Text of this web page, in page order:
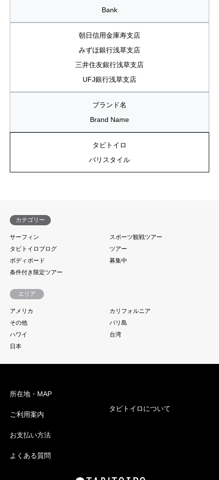
Bank
朝日信用金庫寿支店
みずほ銀行浅草支店
三井住友銀行浅草支店
UFJ銀行浅草支店
ブランド名
Brand Name
タビトイロ
バリスタイル
カテゴリー
サーフィン
スポーツ観戦ツアー
タビトイロブログ
ツアー
ボディボード
募集中
条件付き限定ツアー
エリア
アメリカ
カリフォルニア
その他
バリ島
ハワイ
台湾
日本
所在地・MAP
ご利用案内
お支払い方法
よくある質問
タビトイロについて